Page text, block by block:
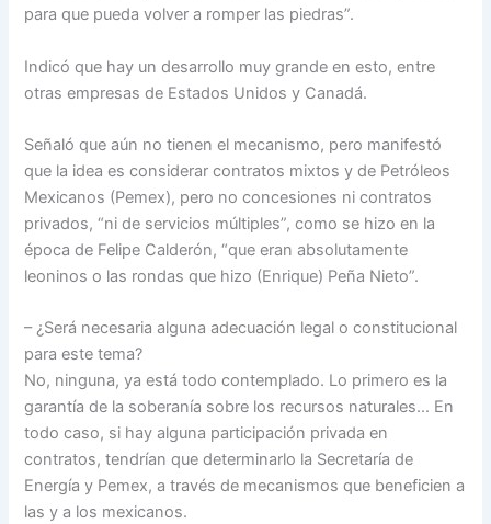
para que pueda volver a romper las piedras”.
Indicó que hay un desarrollo muy grande en esto, entre
otras empresas de Estados Unidos y Canadá.
Señaló que aún no tienen el mecanismo, pero manifestó
que la idea es considerar contratos mixtos y de Petróleos
Mexicanos (Pemex), pero no concesiones ni contratos
privados, “ni de servicios múltiples”, como se hizo en la
época de Felipe Calderón, “que eran absolutamente
leoninos o las rondas que hizo (Enrique) Peña Nieto”.
– ¿Será necesaria alguna adecuación legal o constitucional
para este tema?
No, ninguna, ya está todo contemplado. Lo primero es la
garantía de la soberanía sobre los recursos naturales… En
todo caso, si hay alguna participación privada en
contratos, tendrían que determinarlo la Secretaría de
Energía y Pemex, a través de mecanismos que beneficien a
las y a los mexicanos.